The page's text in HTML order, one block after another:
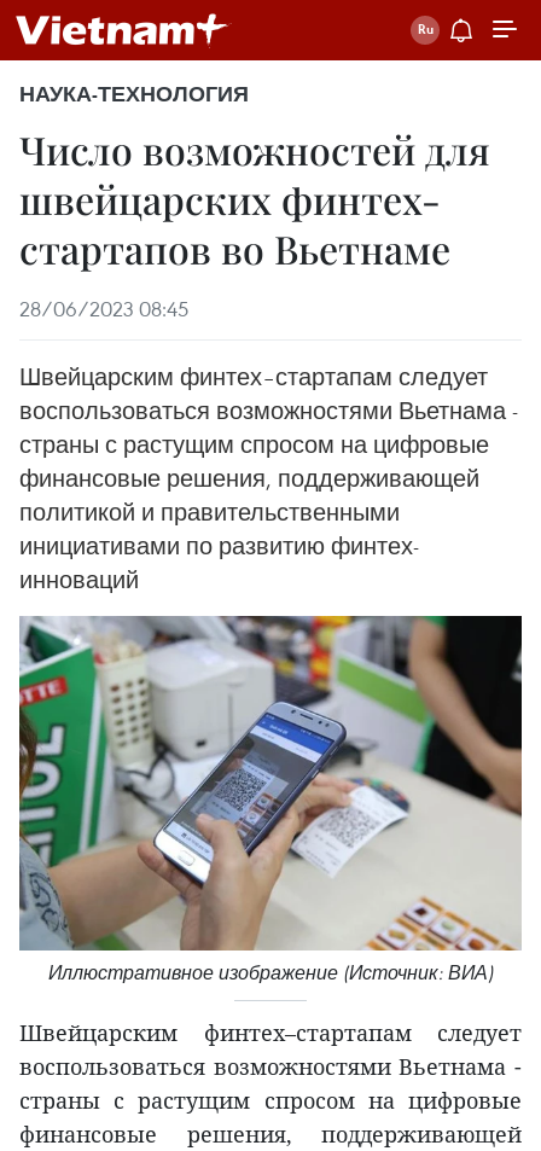
НАУКА-ТЕХНОЛОГИЯ
Число возможностей для
швейцарских финтех-
стартапов во Вьетнаме
28/06/2023 08:45
Швейцарским финтех–стартапам следует
воспользоваться возможностями Вьетнама -
страны с растущим спросом на цифровые
финансовые решения, поддерживающей
политикой и правительственными
инициативами по развитию финтех-
инноваций
Иллюстративное изображение (Источник: ВИА)
Швейцарским финтех–стартапам следует
воспользоваться возможностями Вьетнама -
страны с растущим спросом на цифровые
финансовые решения, поддерживающей